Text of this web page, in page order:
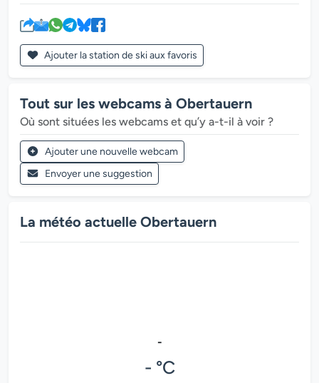
Ajouter la station de ski aux favoris
Tout sur les webcams à Obertauern
Où sont situées les webcams et qu’y a-t-il à voir ?
Ajouter une nouvelle webcam
Envoyer une suggestion
La météo actuelle Obertauern
-
- °C